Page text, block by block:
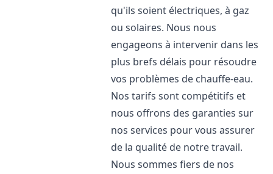
qu'ils soient électriques, à gaz
ou solaires. Nous nous
engageons à intervenir dans les
plus brefs délais pour résoudre
vos problèmes de chauffe-eau.
Nos tarifs sont compétitifs et
nous offrons des garanties sur
nos services pour vous assurer
de la qualité de notre travail.
Nous sommes fiers de nos